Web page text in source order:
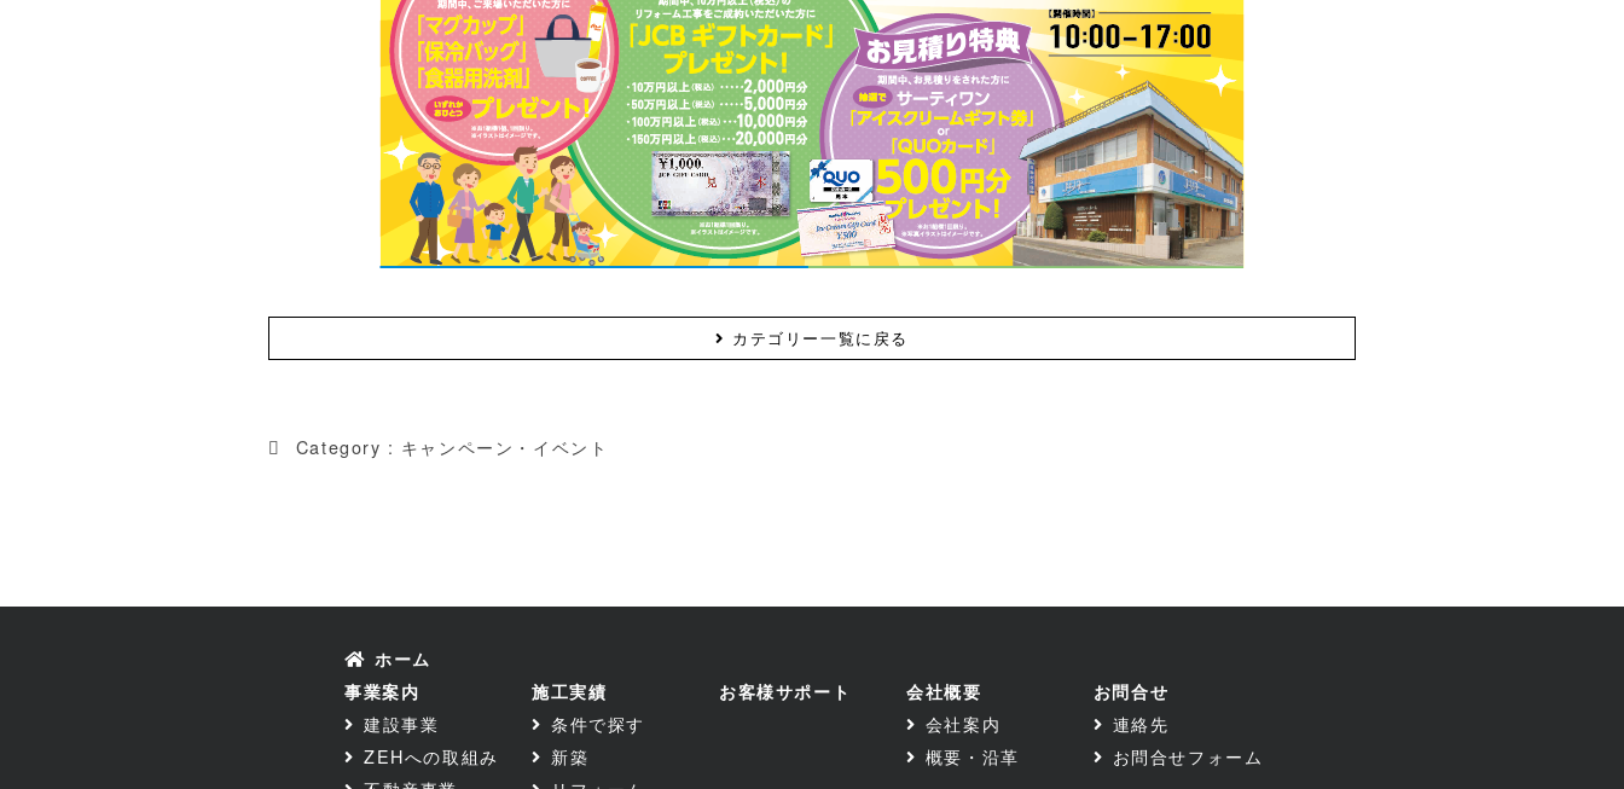
カテゴリー一覧に戻る
Category : キャンペーン・イベント
ホーム
事業案内
建設事業
ZEHへの取組み
施工実績
条件で探す
新築
お客様サポート 会社概要
会社案内
概要・沿革
お問合せ
連絡先
お問合せフォーム